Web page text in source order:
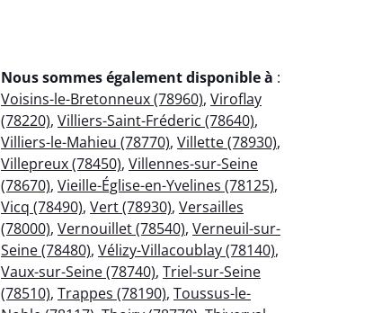
Nous sommes également disponible à :
Voisins-le-Bretonneux (78960), Viroflay
(78220), Villiers-Saint-Fréderic (78640),
Villiers-le-Mahieu (78770), Villette (78930),
Villepreux (78450), Villennes-sur-Seine
(78670), Vieille-Église-en-Yvelines (78125),
Vicq (78490), Vert (78930), Versailles
(78000), Vernouillet (78540), Verneuil-sur-
Seine (78480), Vélizy-Villacoublay (78140),
Vaux-sur-Seine (78740), Triel-sur-Seine
(78510), Trappes (78190), Toussus-le-